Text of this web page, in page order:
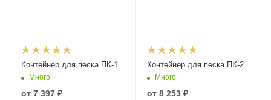
Контейнер для песка ПК-1
Много
от 7 397 ₽
Контейнер для песка ПК-2
Много
от 8 253 ₽